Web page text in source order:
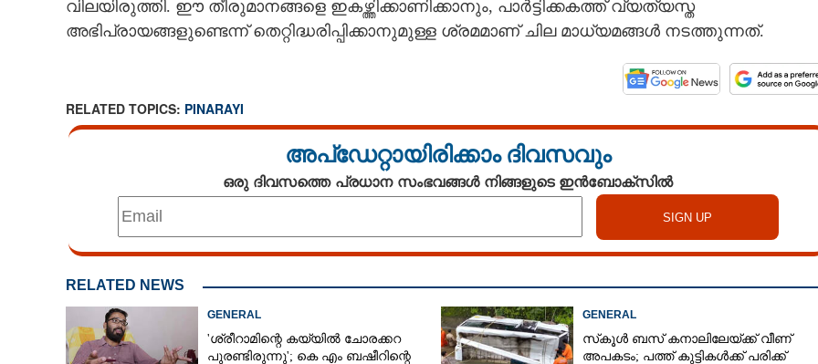
വിലയിരുത്തി. ഈ തീരുമാനങ്ങളെ ഇകഴ്ത്തിക്കാണിക്കാനും, പാർട്ടിക്കകത്ത് വ്യത്യസ്ത
അഭിപ്രായങ്ങളുണ്ടെന്ന് തെറ്റിദ്ധരിപ്പിക്കാനുമുള്ള ശ്രമമാണ് ചില മാധ്യമങ്ങൾ നടത്തുന്നത്.
RELATED TOPICS: PINARAYI
അപ്ഡേറ്റായിരിക്കാം ദിവസവും
ഒരു ദിവസത്തെ പ്രധാന സംഭവങ്ങൾ നിങ്ങളുടെ ഇൻബോക്സിൽ
RELATED NEWS
GENERAL
'ശ്രീറാമിന്റെ കയ്യിൽ ചോരക്കറ
പുരണ്ടിരുന്നു'; കെ എം ബഷീറിന്റെ
GENERAL
സ്‌കൂൾ ബസ് കനാലിലേയ്ക്ക് വീണ്
അപകടം; പത്ത് കുട്ടികൾക്ക് പരിക്ക്
ശൈലി തിരുത്തണം
Share this link
Copy Link